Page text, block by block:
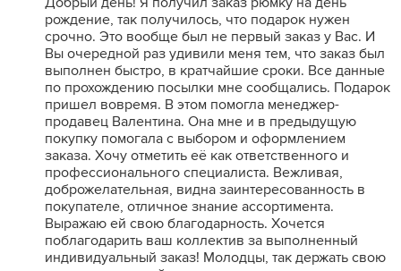
рождение, так получилось, что подарок нужен
срочно. Это вообще был не первый заказ у Вас. И
Вы очередной раз удивили меня тем, что заказ был
выполнен быстро, в кратчайшие сроки. Все данные
по прохождению посылки мне сообщались. Подарок
пришел вовремя. В этом помогла менеджер-
продавец Валентина. Она мне и в предыдущую
покупку помогала с выбором и оформлением
заказа. Хочу отметить её как ответственного и
профессионального специалиста. Вежливая,
доброжелательная, видна заинтересованность в
покупателе, отличное знание ассортимента.
Выражаю ей свою благодарность. Хочется
поблагодарить ваш коллектив за выполненный
индивидуальный заказ! Молодцы, так держать свою